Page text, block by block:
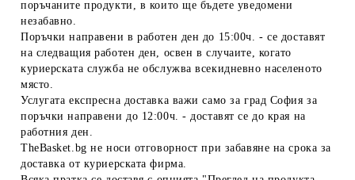
поръчаните продукти, в които ще бъдете уведомени
незабавно.
Поръчки направени в работен ден до 15:00ч. - се доставят
на следващия работен ден, освен в случаите, когато
куриерската служба не обслужва всекидневно населеното
място.
Услугата експресна доставка важи само за град София за
поръчки направени до 12:00ч. - доставят се до края на
работния ден.
TheBasket.bg не носи отговорност при забавяне на срока за
доставка от куриерската фирма.